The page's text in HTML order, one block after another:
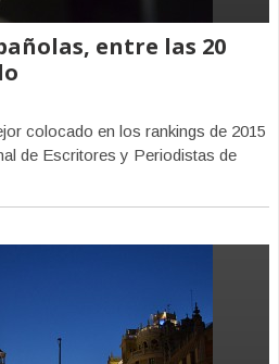
entre las 20
colocado en los rankings de 2015
de Escritores y Periodistas de